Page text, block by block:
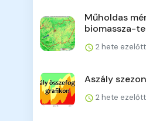
Műholdas
biomassza-
2 hete ezelőtt
Aszály
2 hete ezelőtt